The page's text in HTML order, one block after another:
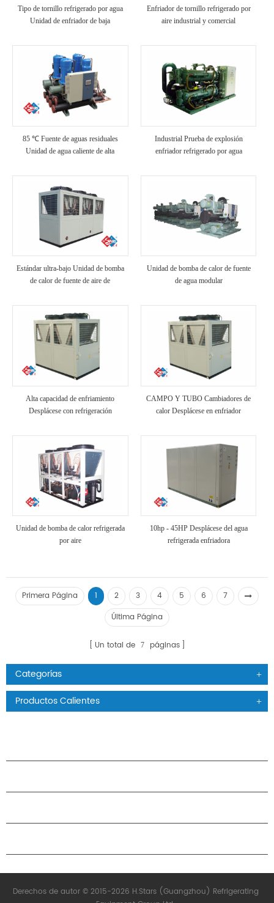
Tipo de tornillo refrigerado por agua
Unidad de enfriador de baja
Enfriador de tornillo refrigerado por
aire industrial y comercial
85 ℃ Fuente de aguas residuales
Unidad de agua caliente de alta
Industrial Prueba de explosión
enfriador refrigerado por agua
Estándar ultra-bajo Unidad de bomba
de calor de fuente de aire de
Unidad de bomba de calor de fuente
de agua modular
Alta capacidad de enfriamiento
Desplácese con refrigeración
CAMPO Y TUBO Cambiadores de
calor Desplácese en enfriador
Unidad de bomba de calor refrigerada
por aire
10hp - 45HP Desplácese del agua
refrigerada enfriadora
Primera Página 1 2 3 4 5 6
7
Última Página
Un total de 7 páginas
Categorías
Productos Calientes
Derechos de autor © 2015-2026 H.Stars (Guangzhou) Refrigerating